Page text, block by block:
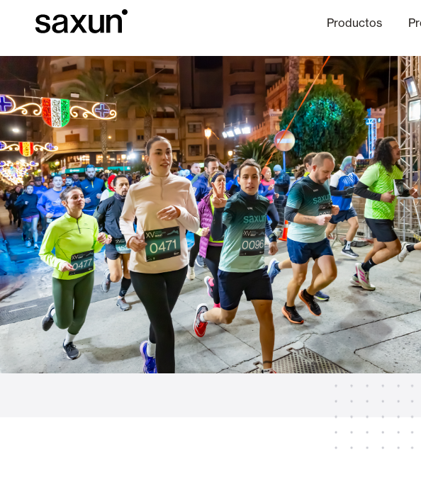
Productos
Persianas enrollables y cajones Pérgolas
Cortinas de Cristal Alicantinas y Cortinas exteriores
Hoteles, restaurantes y cafeterías Oficinas
Descargas Información Técnica
Sobre Nosotros Canal Ético